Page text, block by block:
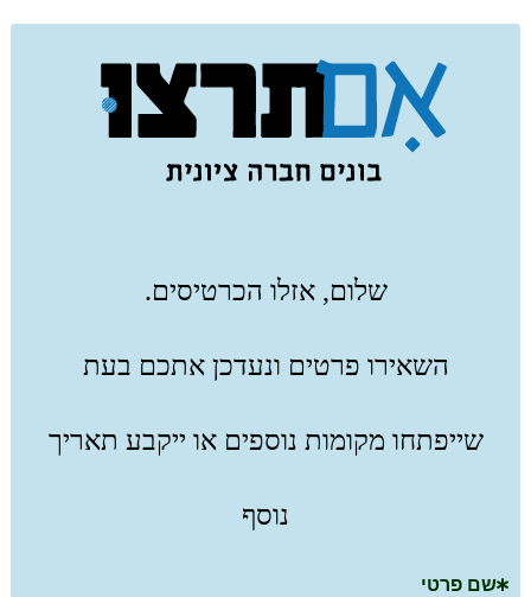
שלום, אזלו הכרטיסים.
השאירו פרטים ונעדכן אתכם בעת
שייפתחו מקומות נוספים או ייקבע תאריך
נוסף
שם פרטי